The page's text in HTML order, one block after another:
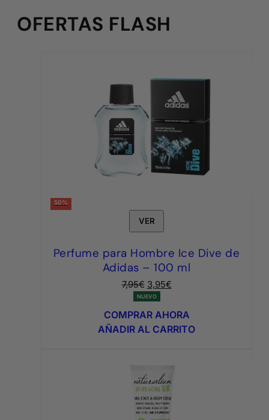
OFERTAS FLASH
50%
VER
Perfume para Hombre Ice Dive de
Adidas – 100 ml
7,95€ El
precio
original
era:
3,95€El
actual
es:
NUEVO
COMPRAR AHORA
AÑADIR AL CARRITO